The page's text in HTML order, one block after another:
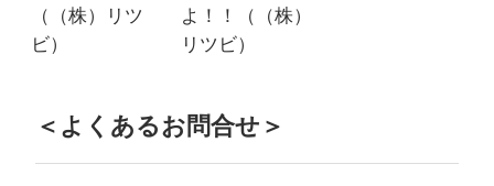
（（株）リツ
ビ）
よ！！（（株）
リツビ）
＜よくあるお問合せ＞